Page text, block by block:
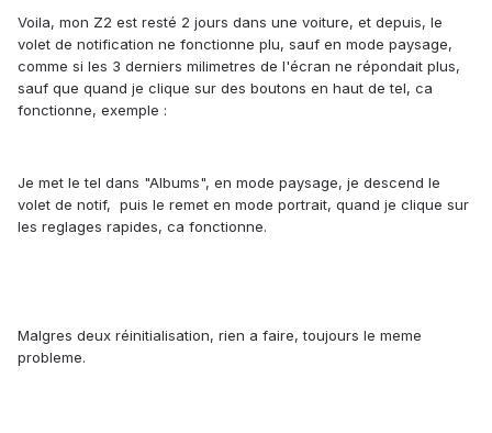
Voila, mon Z2 est resté 2 jours dans une voiture, et depuis, le
volet de notification ne fonctionne plu, sauf en mode paysage,
comme si les 3 derniers milimetres de l'écran ne répondait plus,
sauf que quand je clique sur des boutons en haut de tel, ca
fonctionne, exemple :
Je met le tel dans "Albums", en mode paysage, je descend le
volet de notif, puis le remet en mode portrait, quand je clique sur
les reglages rapides, ca fonctionne.
Malgres deux réinitialisation, rien a faire, toujours le meme
probleme.